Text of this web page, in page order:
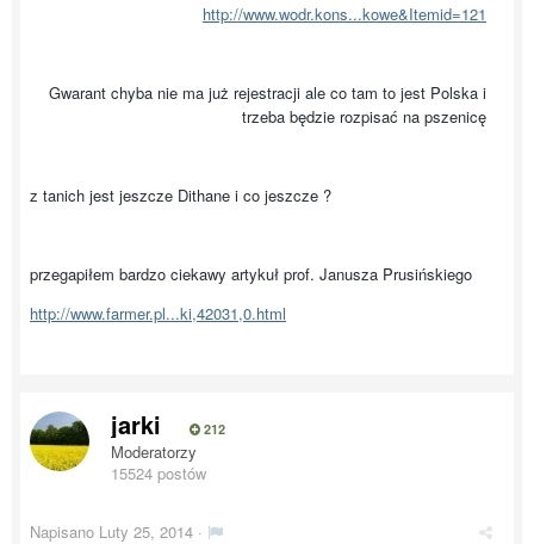
http://www.wodr.kons...kowe&Itemid=121
Gwarant chyba nie ma już rejestracji ale co tam to jest Polska i
trzeba będzie rozpisać na pszenicę
z tanich jest jeszcze Dithane i co jeszcze ?
przegapiłem bardzo ciekawy artykuł prof. Janusza Prusińskiego
http://www.farmer.pl...ki,42031,0.html
jarki 212
Moderatorzy
15524 postów
Napisano Luty 25, 2014 ·